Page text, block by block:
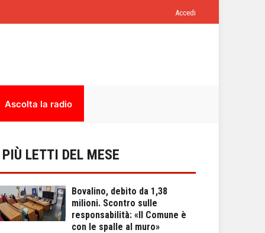
Accedi
Ascolta la radio
LETTI DEL MESE
Bovalino, debito da 1,38
milioni. Scontro sulle
responsabilità: «Il Comune è
con le spalle al muro»